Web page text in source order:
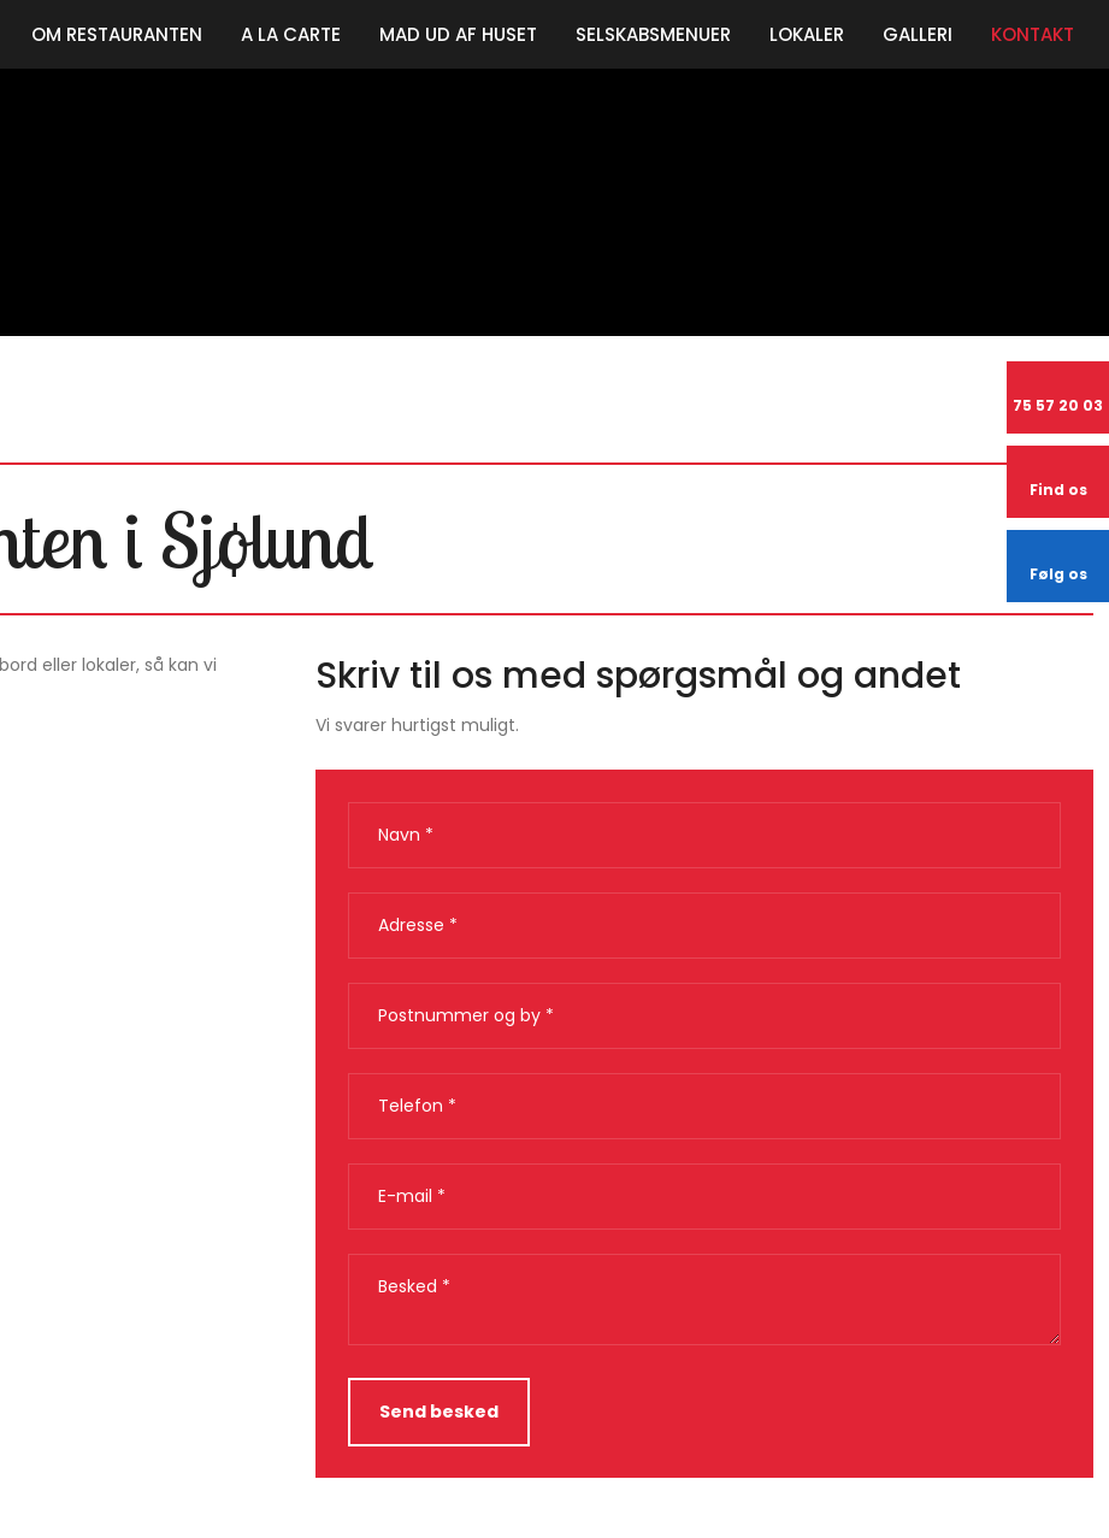
75 57 20 03
Find os
Følg os
OM RESTAURANTEN A LA CARTE MAD UD AF HUSET SELSKABSMENUER LOKALER GALLERI KONTAKT
i Sjølund​
eller lokaler, så kan vi
Skriv til os med spørgsmål og andet
​Vi svarer hurtigst muligt.​